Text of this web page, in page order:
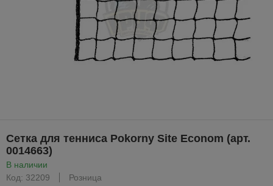
Сетка для тенниса Pokorny Site Econom (арт.
0014663)
В наличии
Код: 32209
Розница